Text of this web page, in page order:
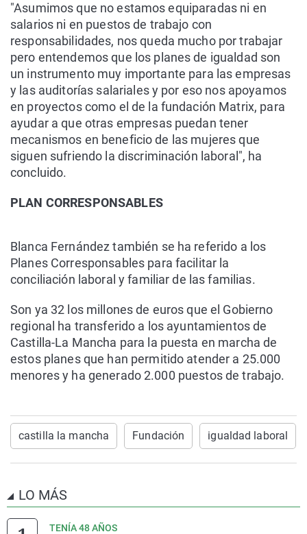
"Asumimos que no estamos equiparadas ni en
salarios ni en puestos de trabajo con
responsabilidades, nos queda mucho por trabajar
pero entendemos que los planes de igualdad son
un instrumento muy importante para las empresas
y las auditorías salariales y por eso nos apoyamos
en proyectos como el de la fundación Matrix, para
ayudar a que otras empresas puedan tener
mecanismos en beneficio de las mujeres que
siguen sufriendo la discriminación laboral", ha
concluido.
PLAN CORRESPONSABLES
Blanca Fernández también se ha referido a los
Planes Corresponsables para facilitar la
conciliación laboral y familiar de las familias.
Son ya 32 los millones de euros que el Gobierno
regional ha transferido a los ayuntamientos de
Castilla-La Mancha para la puesta en marcha de
estos planes que han permitido atender a 25.000
menores y ha generado 2.000 puestos de trabajo.
castilla la mancha Fundación igualdad laboral
LO MÁS
TENÍA 48 AÑOS